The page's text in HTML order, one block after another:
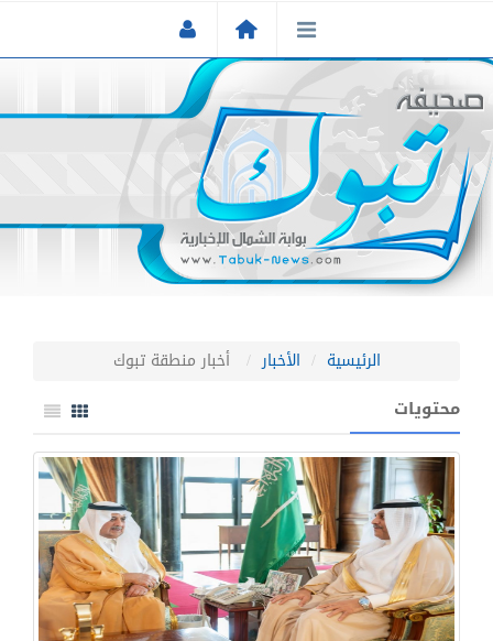
الرئيسية الأخبار أخبار منطقة تبوك
محتويات